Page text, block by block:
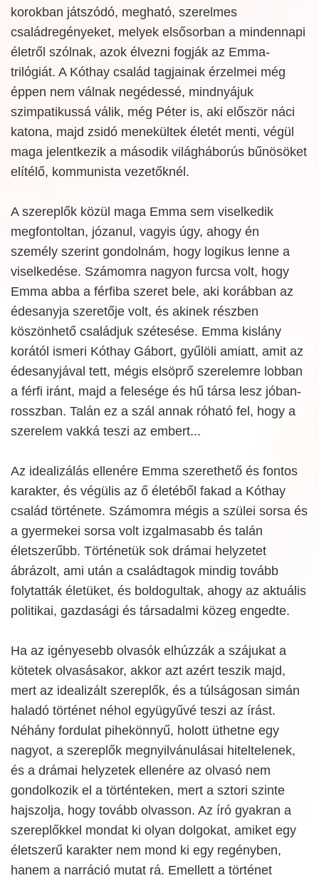
korokban játszódó, megható, szerelmes
családregényeket, melyek elsősorban a mindennapi
életről szólnak, azok élvezni fogják az Emma-
trilógiát. A Kóthay család tagjainak érzelmei még
éppen nem válnak negédessé, mindnyájuk
szimpatikussá válik, még Péter is, aki először náci
katona, majd zsidó menekültek életét menti, végül
maga jelentkezik a második világháborús bűnösöket
elítélő, kommunista vezetőknél.
A szereplők közül maga Emma sem viselkedik
megfontoltan, józanul, vagyis úgy, ahogy én
személy szerint gondolnám, hogy logikus lenne a
viselkedése. Számomra nagyon furcsa volt, hogy
Emma abba a férfiba szeret bele, aki korábban az
édesanyja szeretője volt, és akinek részben
köszönhető családjuk szétesése. Emma kislány
korától ismeri Kóthay Gábort, gyűlöli amiatt, amit az
édesanyjával tett, mégis elsöprő szerelemre lobban
a férfi iránt, majd a felesége és hű társa lesz jóban-
rosszban. Talán ez a szál annak róható fel, hogy a
szerelem vakká teszi az embert...
Az idealizálás ellenére Emma szerethető és fontos
karakter, és végülis az ő életéből fakad a Kóthay
család története. Számomra mégis a szülei sorsa és
a gyermekei sorsa volt izgalmasabb és talán
életszerűbb. Történetük sok drámai helyzetet
ábrázolt, ami után a családtagok mindig tovább
folytatták életüket, és boldogultak, ahogy az aktuális
politikai, gazdasági és társadalmi közeg engedte.
Ha az igényesebb olvasók elhúzzák a szájukat a
kötetek olvasásakor, akkor azt azért teszik majd,
mert az idealizált szereplők, és a túlságosan simán
haladó történet néhol együgyűvé teszi az írást.
Néhány fordulat pihekönnyű, holott üthetne egy
nagyot, a szereplők megnyilvánulásai hiteltelenek,
és a drámai helyzetek ellenére az olvasó nem
gondolkozik el a történteken, mert a sztori szinte
hajszolja, hogy tovább olvasson. Az író gyakran a
szereplőkkel mondat ki olyan dolgokat, amiket egy
életszerű karakter nem mond ki egy regényben,
hanem a narráció mutat rá. Emellett a történet